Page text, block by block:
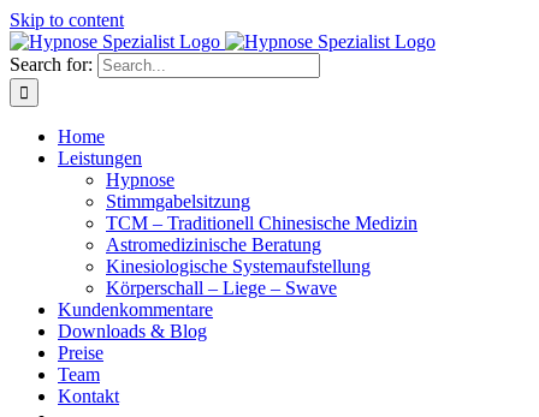
Skip to content
Search for:
Home
Leistungen
Hypnose
Stimmgabelsitzung
TCM – Traditionell Chinesische Medizin
Astromedizinische Beratung
Kinesiologische Systemaufstellung
Körperschall – Liege – Swave
Kundenkommentare
Downloads & Blog
Preise
Team
Kontakt